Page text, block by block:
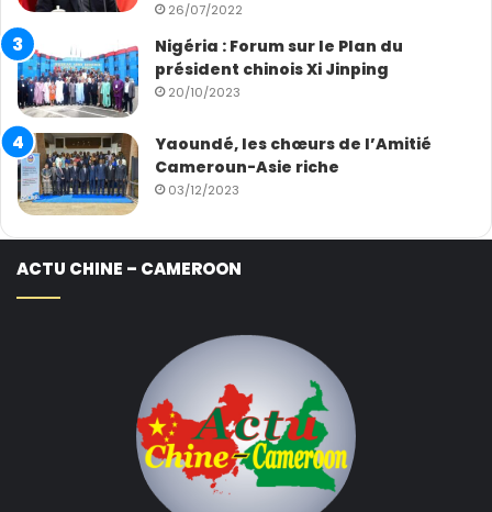
26/07/2022
Nigéria : Forum sur le Plan du
président chinois Xi Jinping
20/10/2023
Yaoundé, les chœurs de l’Amitié
Cameroun-Asie riche
03/12/2023
ACTU CHINE – CAMEROON